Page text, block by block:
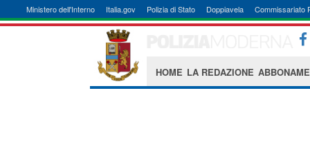
Ministero dell'Interno Italia.gov Polizia di Stato Doppiavela Commissariato
HOME LA REDAZIONE